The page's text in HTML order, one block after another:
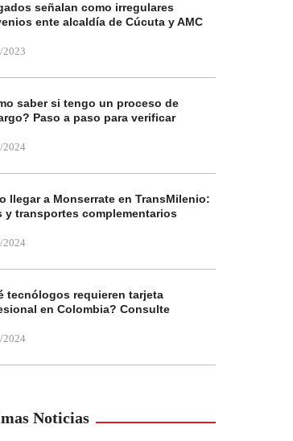
señalan como irregulares
ente alcaldía de Cúcuta y AMC
2023
saber si tengo un proceso de
Paso a paso para verificar
2024
llegar a Monserrate en TransMilenio:
y transportes complementarios
2024
tecnólogos requieren tarjeta
en Colombia? Consulte
2024
Noticias